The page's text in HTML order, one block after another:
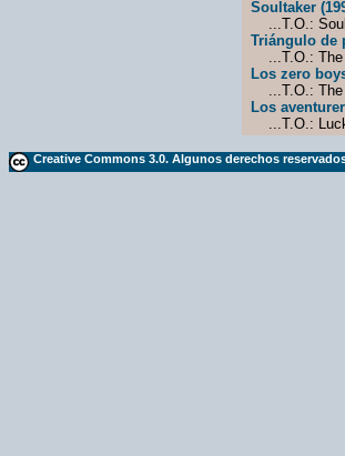
Soultaker
...T.O.:
Triángulo de
...T.O.: The
Los zero
...T.O.: The
Los
...T.O.:
Creative Commons 3.0. Algunos derechos